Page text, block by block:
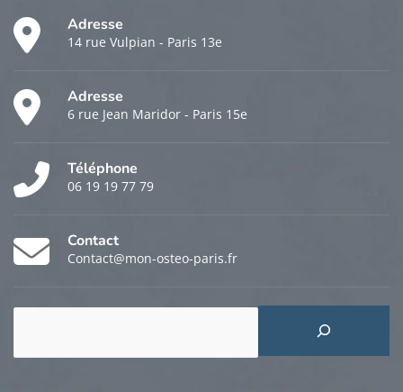
Adresse
14 rue Vulpian - Paris 13e
Adresse
6 rue Jean Maridor - Paris 15e
Téléphone
06 19 19 77 79
Contact
Contact@mon-osteo-paris.fr